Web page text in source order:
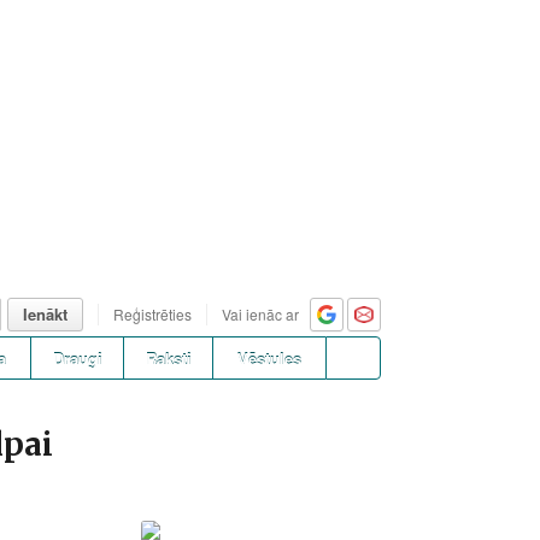
Ienākt Reģistrēties Vai ienāc ar
Draugi Raksti Vēstules